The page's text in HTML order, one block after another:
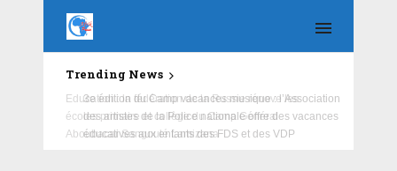
Trending News
Education : la fédération de la Russie rénove les
écoles primaire et collège du Camp Général
Aboubacar Sangoulé Lamizana